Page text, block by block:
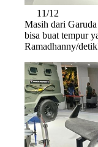
11/12
Masih dari
bisa buat tempur
Ramadhanny/